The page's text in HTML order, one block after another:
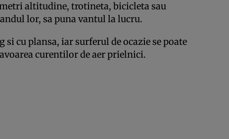
altitudine, trotineta, bicicleta sau
lor, sa puna vantul la lucru.
si cu plansa, iar surferul de ocazie se poate
curentilor de aer prielnici.